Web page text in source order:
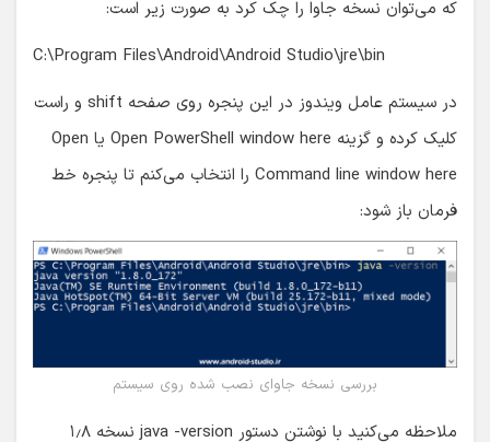
که می‌توان نسخه جاوا را چک کرد به صورت زیر است:
C:\Program Files\Android\Android Studio\jre\bin
در سیستم عامل ویندوز در این پنجره روی صفحه shift و راست
کلیک کرده و گزینه Open PowerShell window here یا Open
Command line window here را انتخاب می‌کنم تا پنجره خط
فرمان باز شود:
بررسی نسخه جاوای نصب شده روی سیستم
ملاحظه می‌کنید با نوشتن دستور java -version نسخه ۱٫۸